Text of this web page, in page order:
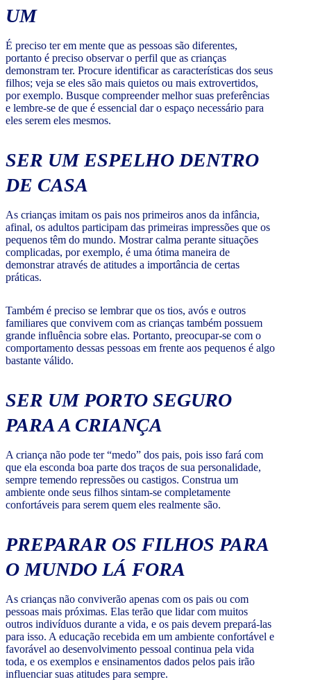
UM
É preciso ter em mente que as pessoas são diferentes,
portanto é preciso observar o perfil que as crianças
demonstram ter. Procure identificar as características dos seus
filhos; veja se eles são mais quietos ou mais extrovertidos,
por exemplo. Busque compreender melhor suas preferências
e lembre-se de que é essencial dar o espaço necessário para
eles serem eles mesmos.
SER UM ESPELHO DENTRO
DE CASA
As crianças imitam os pais nos primeiros anos da infância,
afinal, os adultos participam das primeiras impressões que os
pequenos têm do mundo. Mostrar calma perante situações
complicadas, por exemplo, é uma ótima maneira de
demonstrar através de atitudes a importância de certas
práticas.
Também é preciso se lembrar que os tios, avós e outros
familiares que convivem com as crianças também possuem
grande influência sobre elas. Portanto, preocupar-se com o
comportamento dessas pessoas em frente aos pequenos é algo
bastante válido.
SER UM PORTO SEGURO
PARA A CRIANÇA
A criança não pode ter “medo” dos pais, pois isso fará com
que ela esconda boa parte dos traços de sua personalidade,
sempre temendo repressões ou castigos. Construa um
ambiente onde seus filhos sintam-se completamente
confortáveis para serem quem eles realmente são.
PREPARAR OS FILHOS PARA
O MUNDO LÁ FORA
As crianças não conviverão apenas com os pais ou com
pessoas mais próximas. Elas terão que lidar com muitos
outros indivíduos durante a vida, e os pais devem prepará-las
para isso. A educação recebida em um ambiente confortável e
favorável ao desenvolvimento pessoal continua pela vida
toda, e os exemplos e ensinamentos dados pelos pais irão
influenciar suas atitudes para sempre.